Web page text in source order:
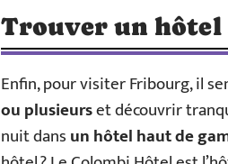
Trouver un hôtel
Enfin, pour visiter Fribourg, il
ou plusieurset découvrir
nuit dansun hôtel haut de